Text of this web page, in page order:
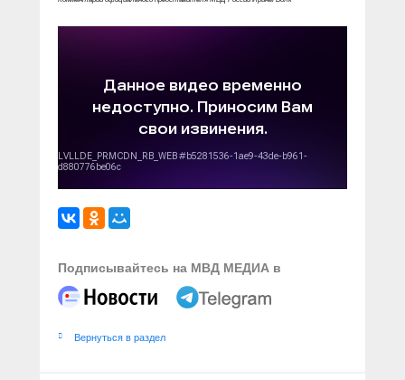
Подписывайтесь на МВД МЕДИА в
Вернуться в раздел